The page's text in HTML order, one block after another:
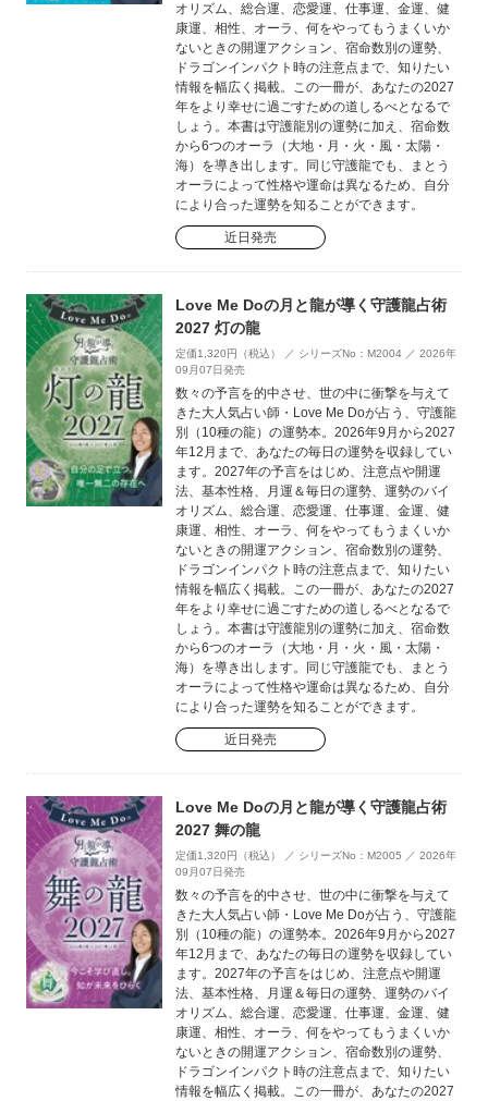
オリズム、総合運、恋愛運、仕事運、金運、健
康運、相性、オーラ、何をやってもうまくいか
ないときの開運アクション、宿命数別の運勢、
ドラゴンインパクト時の注意点まで、知りたい
情報を幅広く掲載。この一冊が、あなたの2027
年をより幸せに過ごすための道しるべとなるで
しょう。本書は守護龍別の運勢に加え、宿命数
から6つのオーラ（大地・月・火・風・太陽・
海）を導き出します。同じ守護龍でも、まとう
オーラによって性格や運命は異なるため、自分
により合った運勢を知ることができます。
近日発売
Love Me Doの月と龍が導く守護龍占術
2027 灯の龍
定価1,320円（税込） ／ シリーズNo：M2004 ／ 2026年
09月07日発売
数々の予言を的中させ、世の中に衝撃を与えて
きた大人気占い師・Love Me Doが占う、守護龍
別（10種の龍）の運勢本。2026年9月から2027
年12月まで、あなたの毎日の運勢を収録してい
ます。2027年の予言をはじめ、注意点や開運
法、基本性格、月運＆毎日の運勢、運勢のバイ
オリズム、総合運、恋愛運、仕事運、金運、健
康運、相性、オーラ、何をやってもうまくいか
ないときの開運アクション、宿命数別の運勢、
ドラゴンインパクト時の注意点まで、知りたい
情報を幅広く掲載。この一冊が、あなたの2027
年をより幸せに過ごすための道しるべとなるで
しょう。本書は守護龍別の運勢に加え、宿命数
から6つのオーラ（大地・月・火・風・太陽・
海）を導き出します。同じ守護龍でも、まとう
オーラによって性格や運命は異なるため、自分
により合った運勢を知ることができます。
近日発売
Love Me Doの月と龍が導く守護龍占術
2027 舞の龍
定価1,320円（税込） ／ シリーズNo：M2005 ／ 2026年
09月07日発売
数々の予言を的中させ、世の中に衝撃を与えて
きた大人気占い師・Love Me Doが占う、守護龍
別（10種の龍）の運勢本。2026年9月から2027
年12月まで、あなたの毎日の運勢を収録してい
ます。2027年の予言をはじめ、注意点や開運
法、基本性格、月運＆毎日の運勢、運勢のバイ
オリズム、総合運、恋愛運、仕事運、金運、健
康運、相性、オーラ、何をやってもうまくいか
ないときの開運アクション、宿命数別の運勢、
ドラゴンインパクト時の注意点まで、知りたい
情報を幅広く掲載。この一冊が、あなたの2027